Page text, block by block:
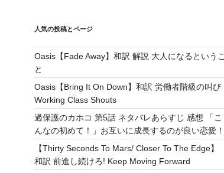
人気の投稿とページ
Oasis【Fade Away】和訳 解説 大人になるというこ
と
Oasis【Bring It On Down】和訳 労働者階級の叫び
Working Class Shouts
過保護のカホコ 第5話 ネタバレあらすじ 感想 「こ
んなの初めて！」お互いに成長するのが良い恋愛！
【Thirty Seconds To Mars/ Closer To The Edge】
和訳 前進し続けろ! Keep Moving Forward